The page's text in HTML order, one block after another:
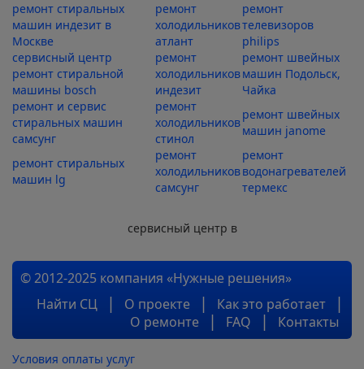
ремонт стиральных
машин индезит в
Москве
ремонт
холодильников
атлант
ремонт
телевизоров
philips
сервисный центр
ремонт стиральной
машины bosch
ремонт
холодильников
индезит
ремонт швейных
машин Подольск,
Чайка
ремонт и сервис
стиральных машин
самсунг
ремонт
холодильников
стинол
ремонт швейных
машин janome
ремонт стиральных
машин lg
ремонт
холодильников
самсунг
ремонт
водонагревателей
термекс
сервисный центр в
© 2012-2025 компания «Нужные решения»
Найти СЦ
О проекте
Как это работает
О ремонте
FAQ Контакты
Условия оплаты услуг